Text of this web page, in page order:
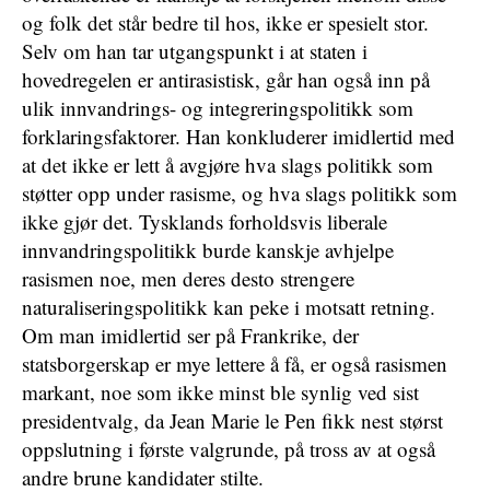
og folk det står bedre til hos, ikke er spesielt stor.
Selv om han tar utgangspunkt i at staten i
hovedregelen er antirasistisk, går han også inn på
ulik innvandrings- og integreringspolitikk som
forklaringsfaktorer. Han konkluderer imidlertid med
at det ikke er lett å avgjøre hva slags politikk som
støtter opp under rasisme, og hva slags politikk som
ikke gjør det. Tysklands forholdsvis liberale
innvandringspolitikk burde kanskje avhjelpe
rasismen noe, men deres desto strengere
naturaliseringspolitikk kan peke i motsatt retning.
Om man imidlertid ser på Frankrike, der
statsborgerskap er mye lettere å få, er også rasismen
markant, noe som ikke minst ble synlig ved sist
presidentvalg, da Jean Marie le Pen fikk nest størst
oppslutning i første valgrunde, på tross av at også
andre brune kandidater stilte.